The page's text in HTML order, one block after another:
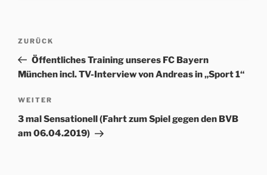
Beitrags-
Navigation
Vorheriger
Beitrag
ZURÜCK
Öffentliches Training unseres FC Bayern
München incl. TV-Interview von Andreas in „Sport 1“
Nächster
Beitrag
WEITER
3 mal Sensationell (Fahrt zum Spiel gegen den BVB
am 06.04.2019)